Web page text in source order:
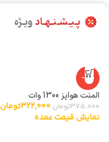
پـیـشـنـهـادویـژه
-14%
المنت هواپز 1300 وات
375,000تومان 322,000تومان
نمایش قیمت عمده